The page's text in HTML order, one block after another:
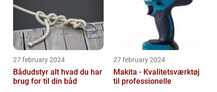
27 february 2024
Bådudstyr alt hvad du har
brug for til din båd
27 february 2024
Makita - Kvalitetsværktøj
til professionelle